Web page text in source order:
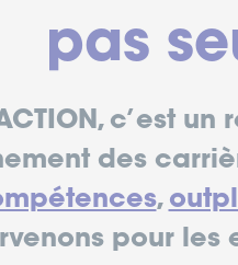
pas
c’est
des
,
pour les